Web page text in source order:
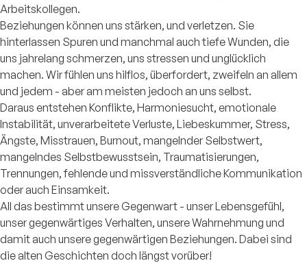
Arbeitskollegen.
Beziehungen können uns stärken, und verletzen. Sie
hinterlassen Spuren und manchmal auch tiefe Wunden, die
uns jahrelang schmerzen, uns stressen und unglücklich
machen. Wir fühlen uns hilflos, überfordert, zweifeln an allem
und jedem - aber am meisten jedoch an uns selbst.
Daraus entstehen Konflikte, Harmoniesucht, emotionale
Instabilität, unverarbeitete Verluste, Liebeskummer, Stress,
Ängste, Misstrauen, Burnout, mangelnder Selbstwert,
mangelndes Selbstbewusstsein, Traumatisierungen,
Trennungen, fehlende und missverständliche Kommunikation
oder auch Einsamkeit.
All das bestimmt unsere Gegenwart - unser Lebensgefühl,
unser gegenwärtiges Verhalten, unsere Wahrnehmung und
damit auch unsere gegenwärtigen Beziehungen. Dabei sind
die alten Geschichten doch längst vorüber!